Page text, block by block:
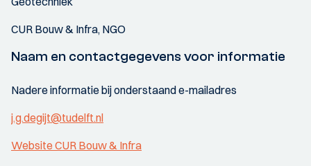
CUR Bouw & Infra, NGO
Naam en contactgegevens voor informatie
Nadere informatie bij onderstaand e-mailadres
j.g.degijt@tudelft.nl
Website CUR Bouw & Infra